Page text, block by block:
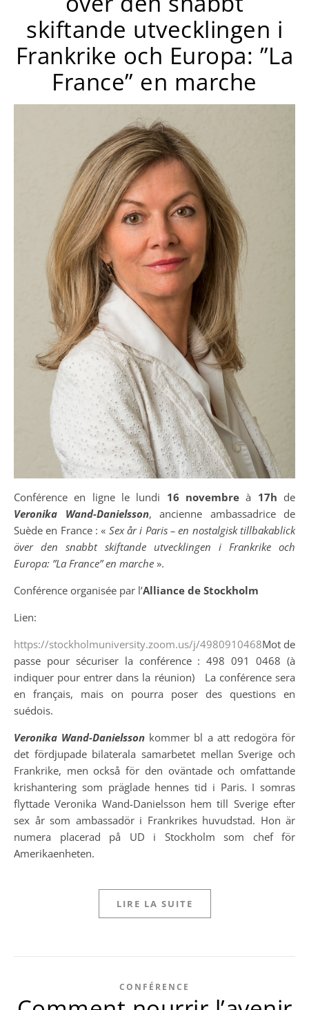
skiftande utvecklingen i
Frankrike och Europa: ”La
France” en marche
Conférence en ligne le lundi 16 novembre à 17h de
Veronika Wand-Danielsson, ancienne ambassadrice de
Suède en France : « Sex år i Paris – en nostalgisk tillbakablick
över den snabbt skiftande utvecklingen i Frankrike och
Europa: ”La France” en marche ».
Conférence organisée par l’Alliance de Stockholm
Lien:
https://stockholmuniversity.zoom.us/j/4980910468Mot de
passe pour sécuriser la conférence : 498 091 0468 (à
indiquer pour entrer dans la réunion) La conférence sera
en français, mais on pourra poser des questions en
suédois.
Veronika Wand-Danielsson kommer bl a att redogöra för
det fördjupade bilaterala samarbetet mellan Sverige och
Frankrike, men också för den oväntade och omfattande
krishantering som präglade hennes tid i Paris. I somras
flyttade Veronika Wand-Danielsson hem till Sverige efter
sex år som ambassadör i Frankrikes huvudstad. Hon är
numera placerad på UD i Stockholm som chef för
Amerikaenheten.
LIRE LA SUITE
CONFÉRENCE